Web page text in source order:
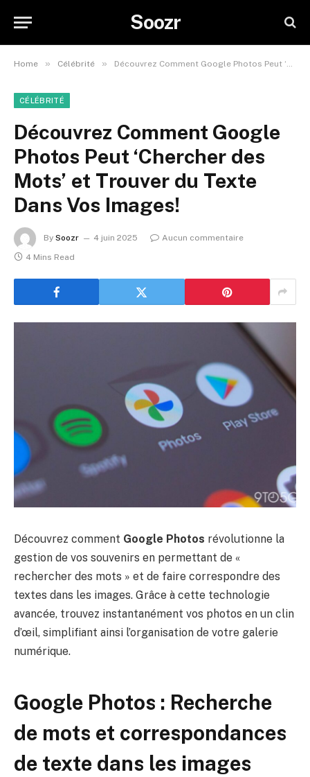
Soozr
Home » Célébrité » Découvrez Comment Google Photos Peut ‘Chercher des Mots’ et Trouver du Texte Dans Vos Images!
CÉLÉBRITÉ
Découvrez Comment Google
Photos Peut ‘Chercher des
Mots’ et Trouver du Texte
Dans Vos Images!
By Soozr 4 juin 2025
Aucun commentaire
4 Mins Read
Découvrez comment Google Photos révolutionne la
gestion de vos souvenirs en permettant de «
rechercher des mots » et de faire correspondre des
textes dans les images. Grâce à cette technologie
avancée, trouvez instantanément vos photos en un clin
d’œil, simplifiant ainsi l’organisation de votre galerie
numérique.
Google Photos : Recherche
de mots et correspondances
de texte dans les images